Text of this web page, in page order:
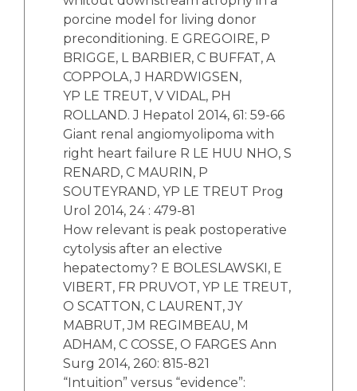
porcine model for living donor
preconditioning. E GREGOIRE, P
BRIGGE, L BARBIER, C BUFFAT, A
COPPOLA, J HARDWIGSEN,
YP LE TREUT, V VIDAL, PH
ROLLAND. J Hepatol 2014, 61: 59-66
Giant renal angiomyolipoma with
right heart failure R LE HUU NHO, S
RENARD, C MAURIN, P
SOUTEYRAND, YP LE TREUT Prog
Urol 2014, 24 : 479-81
How relevant is peak postoperative
cytolysis after an elective
hepatectomy? E BOLESLAWSKI, E
VIBERT, FR PRUVOT, YP LE TREUT,
O SCATTON, C LAURENT, JY
MABRUT, JM REGIMBEAU, M
ADHAM, C COSSE, O FARGES Ann
Surg 2014, 260: 815-821
“Intuition” versus “evidence”: